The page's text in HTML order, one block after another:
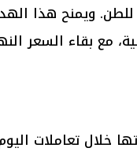
إلى 4114 جنيهًا للطن.
مع بقاء السعر
خلال تعاملات